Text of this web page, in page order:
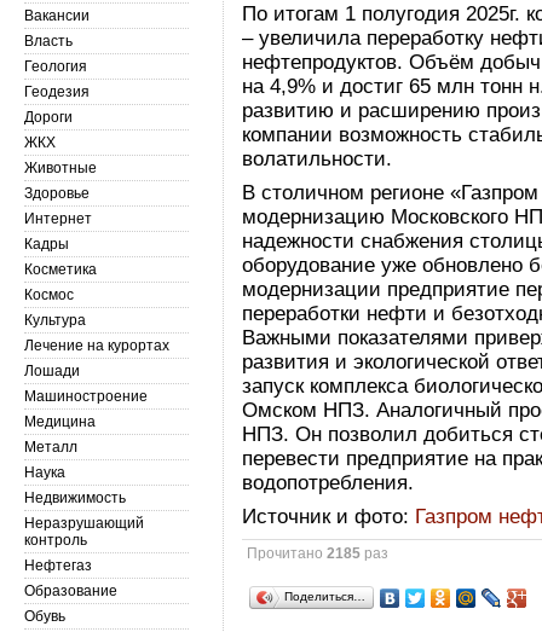
По итогам 1 полугодия 2025г.
– увеличила переработку
нефтепродуктов. Объём
на 4,9% и достиг 65 млн тонн
развитию и расширению
компании возможность
волатильности.
В столичном регионе
модернизацию Московского
надежности снабжения
оборудование уже обновлено
модернизации предприятие
переработки нефти и
Важными показателями
развития и экологической
запуск комплекса
Омском НПЗ. Аналогичный
НПЗ. Он позволил добиться
перевести предприятие на
водопотребления.
Источник и фото: Газпром
Прочитано2185 раз
Поделиться…
Вакансии
Власть
Геология
Геодезия
Дороги
ЖКХ
Животные
Здоровье
Интернет
Кадры
Косметика
Космос
Культура
Лечение на курортах
Лошади
Машиностроение
Медицина
Металл
Наука
Недвижимость
Неразрушающий
контроль
Нефтегаз
Образование
Обувь